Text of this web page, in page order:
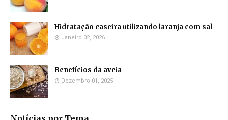
Hidratação caseira utilizando laranja com sal
Janeiro 02, 2026
Benefícios da aveia
Dezembro 01, 2025